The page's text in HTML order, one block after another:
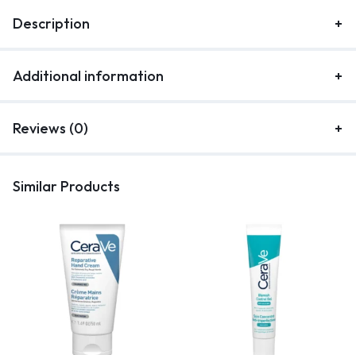
Description
Additional information
Reviews (0)
Similar Products